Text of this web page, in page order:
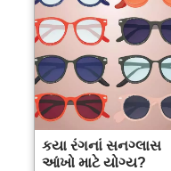
કયા રંગનાં સનગ્લાસ
આંખો માટે યોગ્ય?